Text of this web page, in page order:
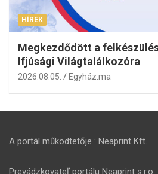
HÍREK
Megkezdődött a
Ifjúsági Világtalálkozóra
2026.08.05. Egyház.ma
A portál működtetője : Neaprint Kft.